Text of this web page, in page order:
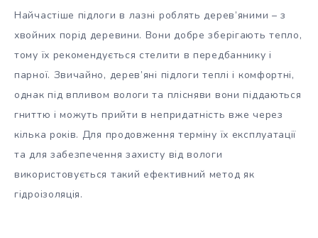
Найчастіше підлоги в лазні роблять дерев’яними – з
хвойних порід деревини. Вони добре зберігають тепло,
тому їх рекомендується стелити в передбаннику і
парної. Звичайно, дерев’яні підлоги теплі і комфортні,
однак під впливом вологи та плісняви вони піддаються
гниттю і можуть прийти в непридатність вже через
кілька років. Для продовження терміну їх експлуатації
та для забезпечення захисту від вологи
використовується такий ефективний метод як
гідроізоляція.